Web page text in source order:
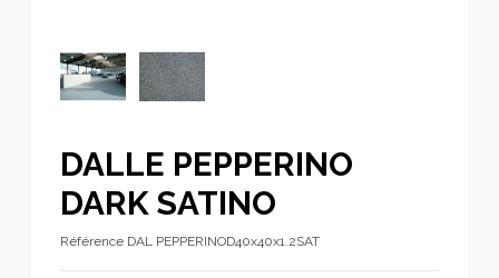
DALLE PEPPERINO
DARK SATINO
Référence DAL PEPPERINOD40x40x1.2SAT